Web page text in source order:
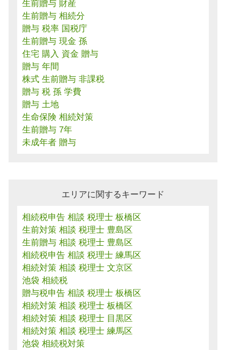
生前贈与 財産
生前贈与 相続分
贈与 税率 国税庁
生前贈与 現金 孫
住宅 購入 資金 贈与
贈与 年間
株式 生前贈与 非課税
贈与 税 孫 学費
贈与 土地
生命保険 相続対策
生前贈与 7年
未成年者 贈与
エリアに関するキーワード
相続税申告 相談 税理士 板橋区
生前対策 相談 税理士 豊島区
生前贈与 相談 税理士 豊島区
相続税申告 相談 税理士 練馬区
相続対策 相談 税理士 文京区
池袋 相続税
贈与税申告 相談 税理士 板橋区
相続対策 相談 税理士 板橋区
相続対策 相談 税理士 目黒区
相続対策 相談 税理士 練馬区
池袋 相続税対策